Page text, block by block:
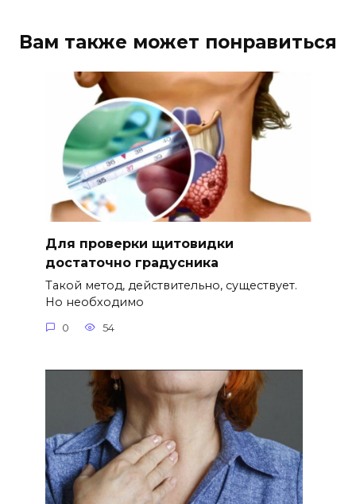
Вам также может понравиться
Для проверки щитовидки
достаточно градусника
Такой метод, действительно, существует.
Но необходимо
0 54